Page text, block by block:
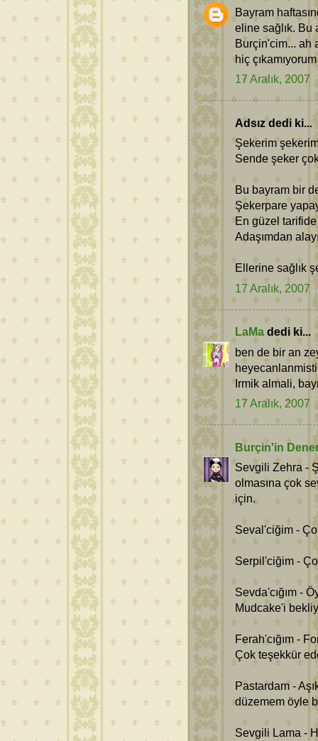
Bayram
eline sağlık. Bu
Burçin'cim... ah
hiç
17 Aralık, 2007
Adsız dedi ki...
Şekerim
Sende şeker
Bu bayram bir
Şekerpare
En güzel tarifide
Adaşımdan
Ellerine sağlık
17 Aralık, 2007
LaMa dedi ki...
ben de bir an
Irmik almali,
17 Aralık, 2007
Burçin'in
Sevgili Zehra -
olmasına çok
için.
Seval'ciğim -
Serpil'ciğim -
Sevda'cığım -
Mudcake'i
Ferah'cığım -
Çok teşekkür
Pastardam -
düzemem öyle
Sevgili Lama -